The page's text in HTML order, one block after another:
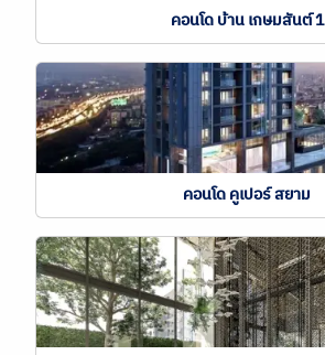
คอนโด บ้าน เกษมสันต์ 1
คอนโด คูเปอร์ สยาม